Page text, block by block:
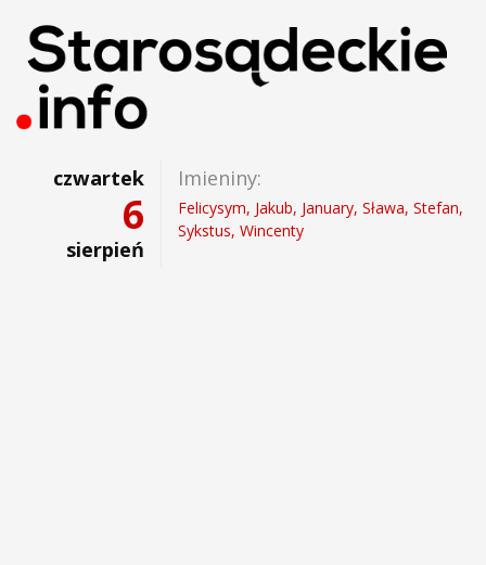
czwartek
6
sierpień
Imieniny:
Felicysym, Jakub, January, Sława, Stefan,
Sykstus, Wincenty